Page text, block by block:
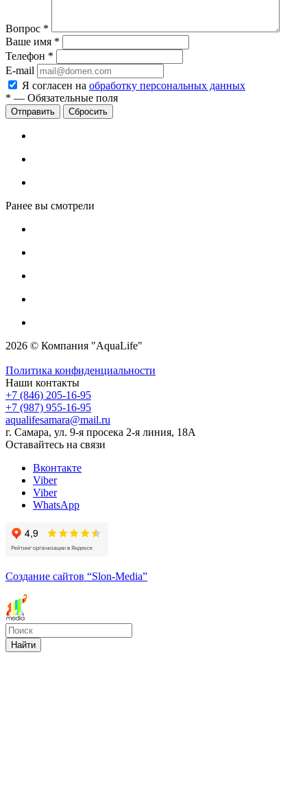
Вопрос *
Ваше имя *
Телефон *
E-mail
Я согласен на обработку персональных данных
* — Обязательные поля
Сбросить
Ранее вы смотрели
2026 © Компания "AquaLife"
Политика конфиденциальности
Наши контакты
+7 (846) 205-16-95
+7 (987) 955-16-95
aqualifesamara@mail.ru
г. Самара, ул. 9-я просека 2-я линия, 18А
Оставайтесь на связи
Вконтакте
Viber
Viber
WhatsApp
Создание сайтов “Slon-Media”
Найти